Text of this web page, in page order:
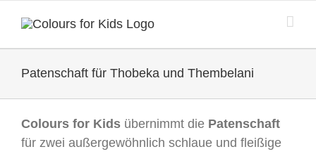
Inhalt
springen
Patenschaft für Thobeka und Thembelani
Colours for Kids übernimmt die Patenschaft
für zwei außergewöhnlich schlaue und fleißige